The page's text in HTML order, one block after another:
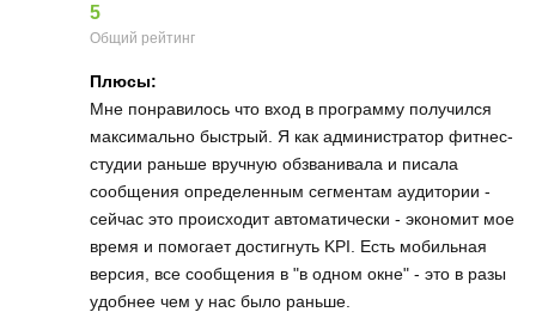
5
Общий рейтинг
Плюсы:
Мне понравилось что вход в программу получился
максимально быстрый. Я как администратор фитнес-
студии раньше вручную обзванивала и писала
сообщения определенным сегментам аудитории -
сейчас это происходит автоматически - экономит мое
время и помогает достигнуть KPI. Есть мобильная
версия, все сообщения в "в одном окне" - это в разы
удобнее чем у нас было раньше.